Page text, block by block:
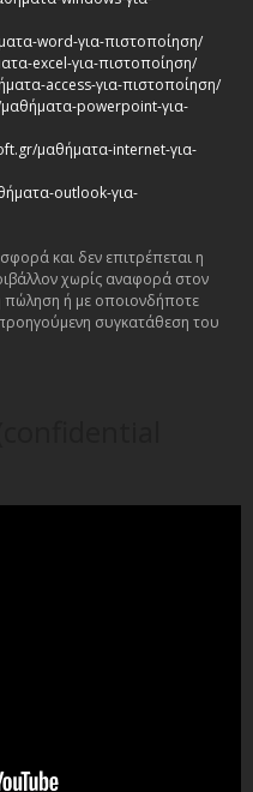
word-για-πιστοποίηση/
excel-για-πιστοποίηση/
access-για-πιστοποίηση/
powerpoint-για-
μαθήματα-internet-για-
outlook-για-
και δεν επιτρέπεται η
χωρίς αναφορά στον
πώληση ή με οποιονδήποτε
συγκατάθεση του